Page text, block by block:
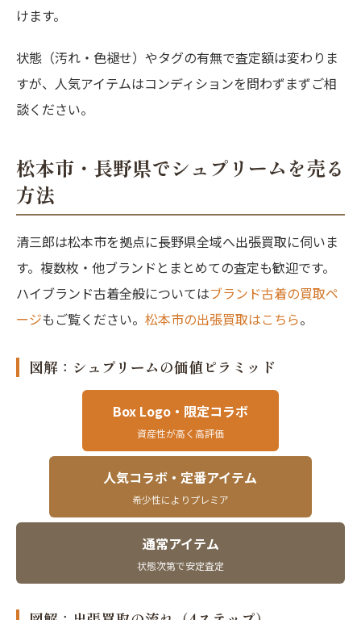
けます。
状態（汚れ・色褪せ）やタグの有無で査定額は変わりま
すが、人気アイテムはコンディションを問わずまずご相
談ください。
松本市・長野県でシュプリームを売る
方法
清三郎は松本市を拠点に長野県全域へ出張買取に伺いま
す。複数枚・他ブランドとまとめての査定も歓迎です。
ハイブランド古着全般についてはブランド古着の買取ペ
ージもご覧ください。 松本市の出張買取はこちら。
図解：シュプリームの価値ピラミッド
Box Logo・限定コラボ
資産性が高く高評価
人気コラボ・定番アイテム
希少性によりプレミア
通常アイテム
状態次第で安定査定